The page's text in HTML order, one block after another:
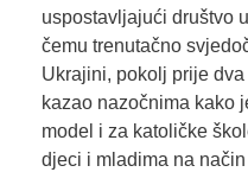
uspostavljajući društvo
čemu trenutačno
Ukrajini, pokolj prije
kazao nazočnima kako
model i za katoličke
djeci i mladima na